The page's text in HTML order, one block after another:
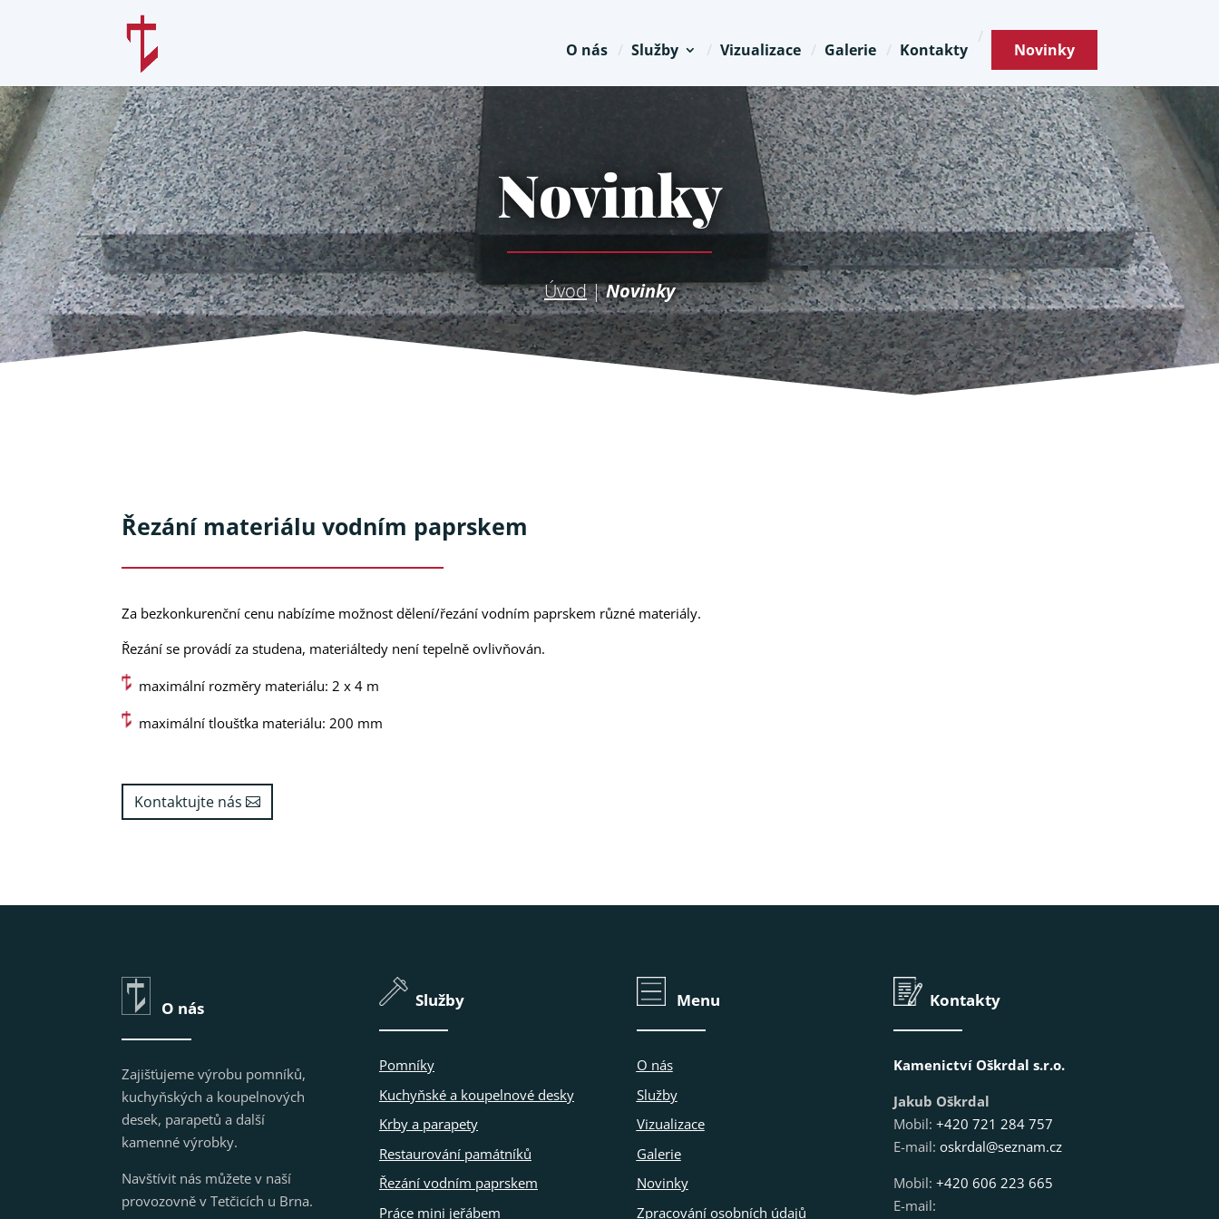
O nás Služby Vizualizace Galerie Kontakty Novinky
Novinky
Úvod|Novinky
Řezání materiálu vodním paprskem
Za bezkonkurenční cenu nabízíme možnost dělení/řezání vodním paprskem různé materiály.
Řezání se provádí za studena, materiáltedy není tepelně ovlivňován.
maximální rozměry materiálu: 2 x 4 m
maximální tloušťka materiálu: 200 mm
Kontaktujte nás
O nás
Zajišťujeme výrobu pomníků,
kuchyňských a koupelnových
desek, parapetů a další
kamenné výrobky.
Navštívit nás můžete v naší
provozovně v Tetčicích u Brna.
Služby
Pomníky
Kuchyňské a koupelnové desky
Krby a parapety
Restaurování památníků
Řezání vodním paprskem
Práce mini jeřábem
Menu
O nás
Služby
Vizualizace
Galerie
Novinky
Zpracování osobních údajů
Kontakty
Kamenictví Oškrdal s.r.o.
Jakub Oškrdal
Mobil:+420 721 284 757
E-mail:oskrdal@seznam.cz
Mobil:+420 606 223 665
E-mail: